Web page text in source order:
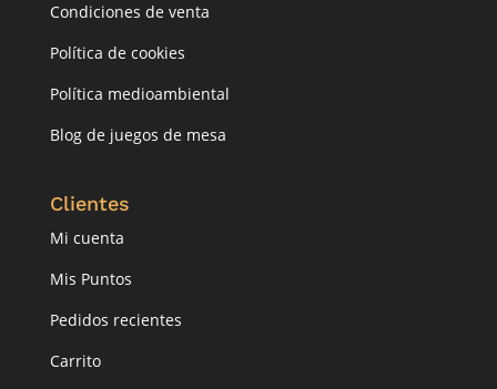
Condiciones de venta
Política de cookies
Política medioambiental
Blog de juegos de mesa
Clientes
Mi cuenta
Mis Puntos
Pedidos recientes
Carrito